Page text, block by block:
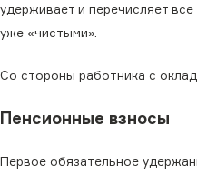
удерживает и перечисляет
уже «чистыми».
Со стороны работника с
Пенсионные взносы
Первое обязательное